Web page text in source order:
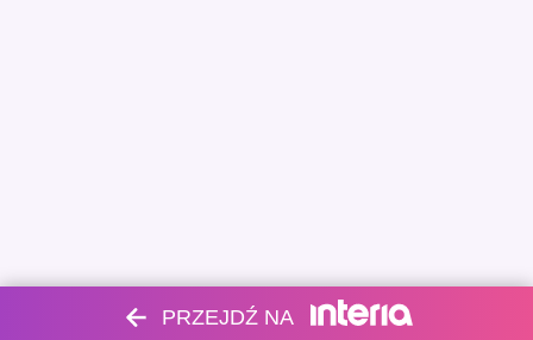
PRZEJDŹ NA